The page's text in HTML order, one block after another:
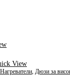
View
, Дюзи за